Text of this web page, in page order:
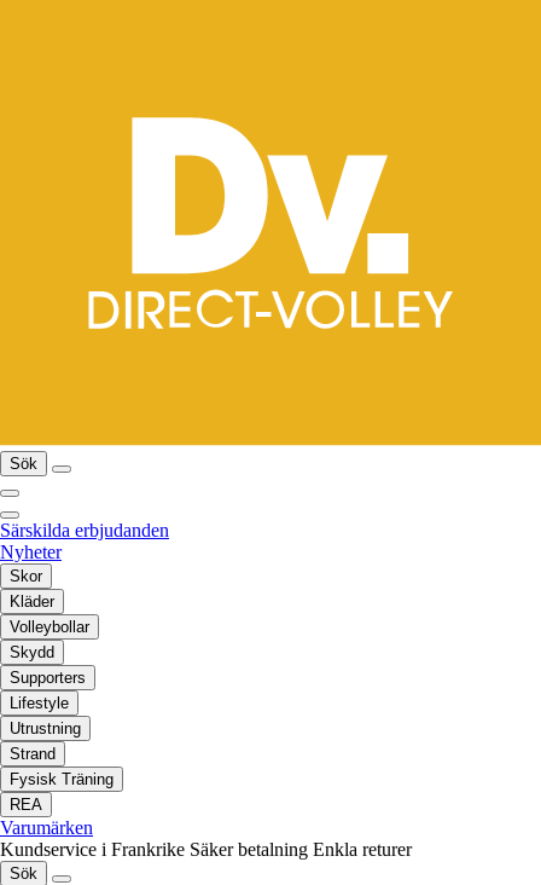
Sök
Särskilda erbjudanden
Nyheter
Skor
Kläder
Volleybollar
Skydd
Supporters
Lifestyle
Utrustning
Strand
Fysisk Träning
REA
Varumärken
Kundservice i Frankrike Säker betalning Enkla returer
Sök